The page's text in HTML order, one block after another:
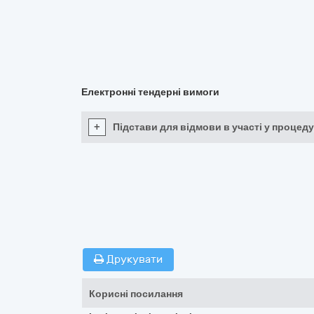
Електронні тендерні вимоги
+ Підстави для відмови в участі у
Друкувати
Корисні посилання